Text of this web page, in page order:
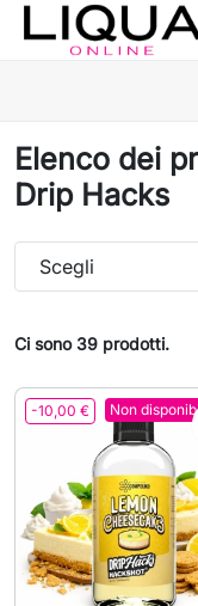
Elenco dei
Drip Hacks
Ci sono 39 prodotti.
Scegli
-10,00 € Non